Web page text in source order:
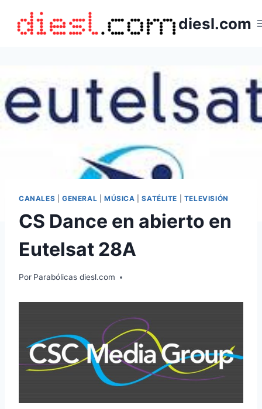
contenido
diesl.com
CANALES GENERAL MÚSICA |SATÉLITE TELEVISIÓN
CS Dance en abierto en
Eutelsat 28A
Por Parabólicas diesl.com